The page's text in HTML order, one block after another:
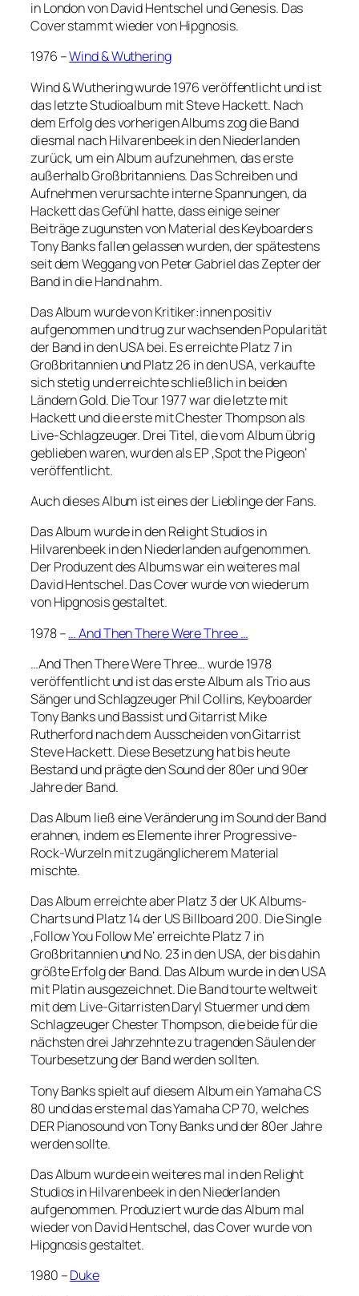
in London von David Hentschel und Genesis. Das
Cover stammt wieder von Hipgnosis.
1976 –Wind & Wuthering
Wind & Wuthering wurde 1976 veröffentlicht und ist
das letzte Studioalbum mit Steve Hackett. Nach
dem Erfolg des vorherigen Albums zog die Band
diesmal nach Hilvarenbeek in den Niederlanden
zurück, um ein Album aufzunehmen, das erste
außerhalb Großbritanniens. Das Schreiben und
Aufnehmen verursachte interne Spannungen, da
Hackett das Gefühl hatte, dass einige seiner
Beiträge zugunsten von Material des Keyboarders
Tony Banks fallen gelassen wurden, der spätestens
seit dem Weggang von Peter Gabriel das Zepter der
Band in die Hand nahm.
Das Album wurde von Kritiker:innen positiv
aufgenommen und trug zur wachsenden Popularität
der Band in den USA bei. Es erreichte Platz 7 in
Großbritannien und Platz 26 in den USA, verkaufte
sich stetig und erreichte schließlich in beiden
Ländern Gold. Die Tour 1977 war die letzte mit
Hackett und die erste mit Chester Thompson als
Live-Schlagzeuger. Drei Titel, die vom Album übrig
geblieben waren, wurden als EP ‚Spot the Pigeon‘
veröffentlicht.
Auch dieses Album ist eines der Lieblinge der Fans.
Das Album wurde in den Relight Studios in
Hilvarenbeek in den Niederlanden aufgenommen.
Der Produzent des Albums war ein weiteres mal
David Hentschel. Das Cover wurde von wiederum
von Hipgnosis gestaltet.
1978 –… And Then There Were Three …
…And Then There Were Three… wurde 1978
veröffentlicht und ist das erste Album als Trio aus
Sänger und Schlagzeuger Phil Collins, Keyboarder
Tony Banks und Bassist und Gitarrist Mike
Rutherford nach dem Ausscheiden von Gitarrist
Steve Hackett. Diese Besetzung hat bis heute
Bestand und prägte den Sound der 80er und 90er
Jahre der Band.
Das Album ließ eine Veränderung im Sound der Band
erahnen, indem es Elemente ihrer Progressive-
Rock-Wurzeln mit zugänglicherem Material
mischte.
Das Album erreichte aber Platz 3 der UK Albums-
Charts und Platz 14 der US Billboard 200. Die Single
‚Follow You Follow Me‘ erreichte Platz 7 in
Großbritannien und No. 23 in den USA, der bis dahin
größte Erfolg der Band. Das Album wurde in den USA
mit Platin ausgezeichnet. Die Band tourte weltweit
mit dem Live-Gitarristen Daryl Stuermer und dem
Schlagzeuger Chester Thompson, die beide für die
nächsten drei Jahrzehnte zu tragenden Säulen der
Tourbesetzung der Band werden sollten.
Tony Banks spielt auf diesem Album ein Yamaha CS
80 und das erste mal das Yamaha CP 70, welches
DER Pianosound von Tony Banks und der 80er Jahre
werden sollte.
Das Album wurde ein weiteres mal in den Relight
Studios in Hilvarenbeek in den Niederlanden
aufgenommen. Produziert wurde das Album mal
wieder von David Hentschel, das Cover wurde von
Hipgnosis gestaltet.
1980 –Duke